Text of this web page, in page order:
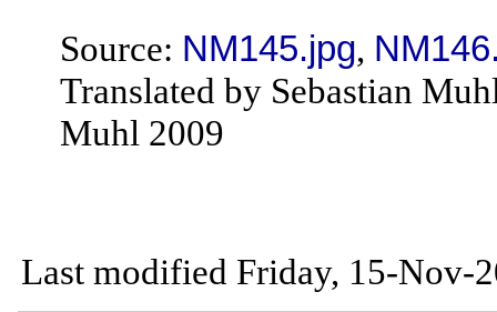
Source: NM145.jpg,
Translated by Sebastian
Muhl 2009
Last modified Friday, 15-Nov-